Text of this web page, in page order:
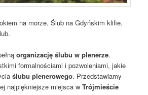
na morze. Ślub na Gdyńskim klifie.
organizację ślubu w plenerze.
formalnościami i pozwoleniami, jakie
ślubu plenerowego. Przedstawiamy
najpiękniejsze miejsca wTrójmieście